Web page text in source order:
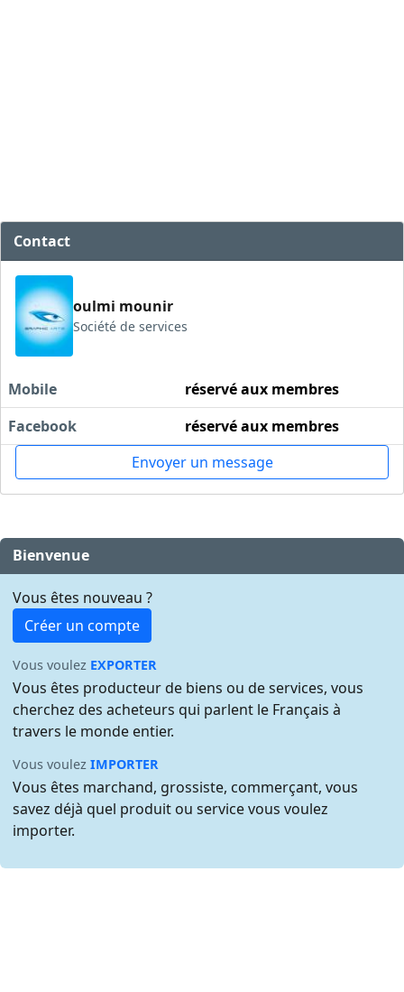
Contact
oulmi mounir
Société de services
Mobile
réservé aux membres
Facebook
réservé aux membres
Envoyer un message
Bienvenue
Vous êtes nouveau ?
Créer un compte
Vous voulez EXPORTER
Vous êtes producteur de biens ou de services, vous
cherchez des acheteurs qui parlent le Français à
travers le monde entier.
Vous voulezIMPORTER
Vous êtes marchand, grossiste, commerçant, vous
savez déjà quel produit ou service vous voulez
importer.